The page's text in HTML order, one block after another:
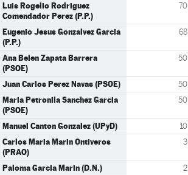
Luis Rogelio Rodriguez
Comendador Perez (P.P.)
70
Eugenio Jesus Gonzalvez Garcia
(P.P.)
68
Ana Belen Zapata Barrera
(PSOE)
50
Juan Carlos Perez Navas (PSOE) 50
Maria Petronila Sanchez Garcia
(PSOE)
50
Manuel Canton Gonzalez (UPyD) 10
Carlos Maria Marin Ontiveros
(PRAO)
3
Paloma Garcia Marin (D.N.) 2